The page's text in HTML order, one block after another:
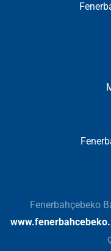
Fenerbahçebeko